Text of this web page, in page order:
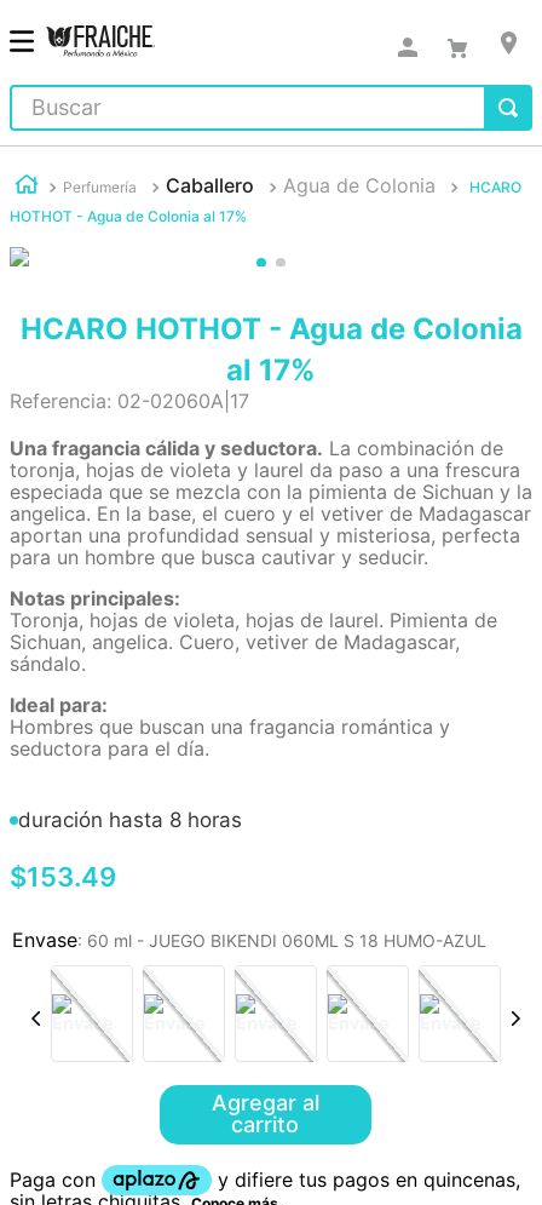
Buscar
Perfumería Caballero Agua de Colonia
HCARO
HOTHOT - Agua de Colonia al 17%
HCARO HOTHOT - Agua de Colonia
al 17%
Referencia: 02-02060A|17
Una fragancia cálida y seductora. La combinación de
toronja, hojas de violeta y laurel da paso a una frescura
especiada que se mezcla con la pimienta de Sichuan y la
angelica. En la base, el cuero y el vetiver de Madagascar
aportan una profundidad sensual y misteriosa, perfecta
para un hombre que busca cautivar y seducir.
Notas principales:
Toronja, hojas de violeta, hojas de laurel. Pimienta de
Sichuan, angelica. Cuero, vetiver de Madagascar,
sándalo.
Ideal para:
Hombres que buscan una fragancia romántica y
seductora para el día.
duración hasta 8 horas
$153.49
: 60 ml - JUEGO BIKENDI 060ML S 18 HUMO-AZUL
Agregar al
carrito